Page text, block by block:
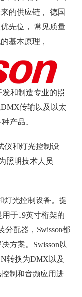
的供应链， 德国
先位， 常见质量
基本原理，
和制造专业的照
传输以及以太
产品。
仪和灯光控制设
照明技术人员
灯光控制设备。提
于19英寸桁架的
分配器，Swisson都
方案。Swisson以
转换为DMX以及
制和音频应用进